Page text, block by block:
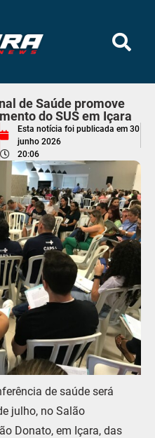
de Saúde promove
do SUS em Içara
Esta notícia foi publicada em 30
junho 2026
20:06
de saúde será
julho, no Salão
Donato, em Içara, das